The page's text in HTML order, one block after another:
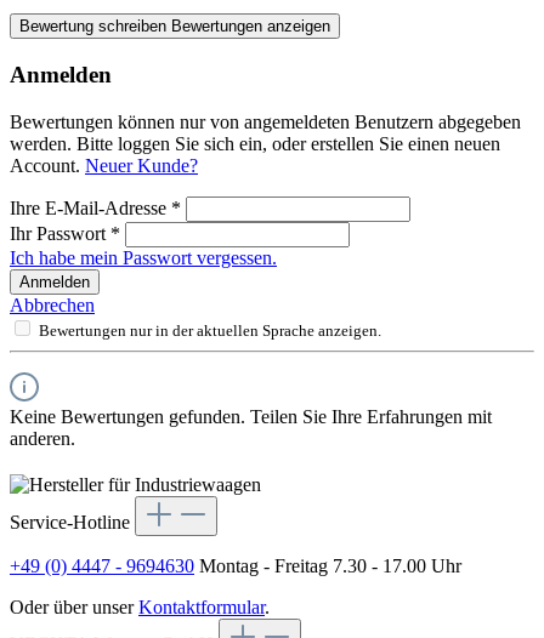
Bewertung schreiben Bewertungen anzeigen
Anmelden
Bewertungen können nur von angemeldeten Benutzern abgegeben
werden. Bitte loggen Sie sich ein, oder erstellen Sie einen neuen
Account. Neuer Kunde?
Ihre E-Mail-Adresse *
Ihr Passwort *
Ich habe mein Passwort vergessen.
Anmelden
Abbrechen
Bewertungen nur in der aktuellen Sprache anzeigen.
Keine Bewertungen gefunden. Teilen Sie Ihre Erfahrungen mit
anderen.
Service-Hotline
+49 (0) 4447 - 9694630 Montag - Freitag 7.30 - 17.00 Uhr
Oder über unserKontaktformular.